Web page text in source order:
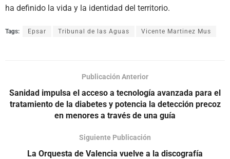
ha definido la vida y la identidad del territorio.
Tags: Epsar Tribunal de las Aguas Vicente Martinez Mus
Publicación Anterior
Sanidad impulsa el acceso a tecnología avanzada para el
tratamiento de la diabetes y potencia la detección precoz
en menores a través de una guía
Siguiente Publicación
La Orquesta de Valencia vuelve a la discografía